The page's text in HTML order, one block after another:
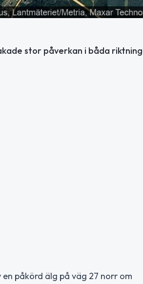
stor påverkan i båda
påkörd älg på väg 27 norr om